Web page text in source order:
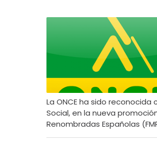
La ONCE ha sido
Social, en la nueva
Renombradas Españolas